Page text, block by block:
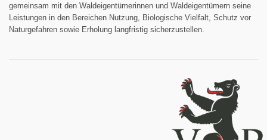
gemeinsam mit den Waldeigentümerinnen und Waldeigentümern seine
Leistungen in den Bereichen Nutzung, Biologische Vielfalt, Schutz vor
Naturgefahren sowie Erholung langfristig sicherzustellen.